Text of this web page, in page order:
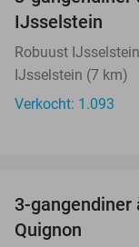
IJsselstein
Robuust IJsselstein
IJsselstein (7 km)
Verkocht: 1.093
3-gangendiner
Quignon